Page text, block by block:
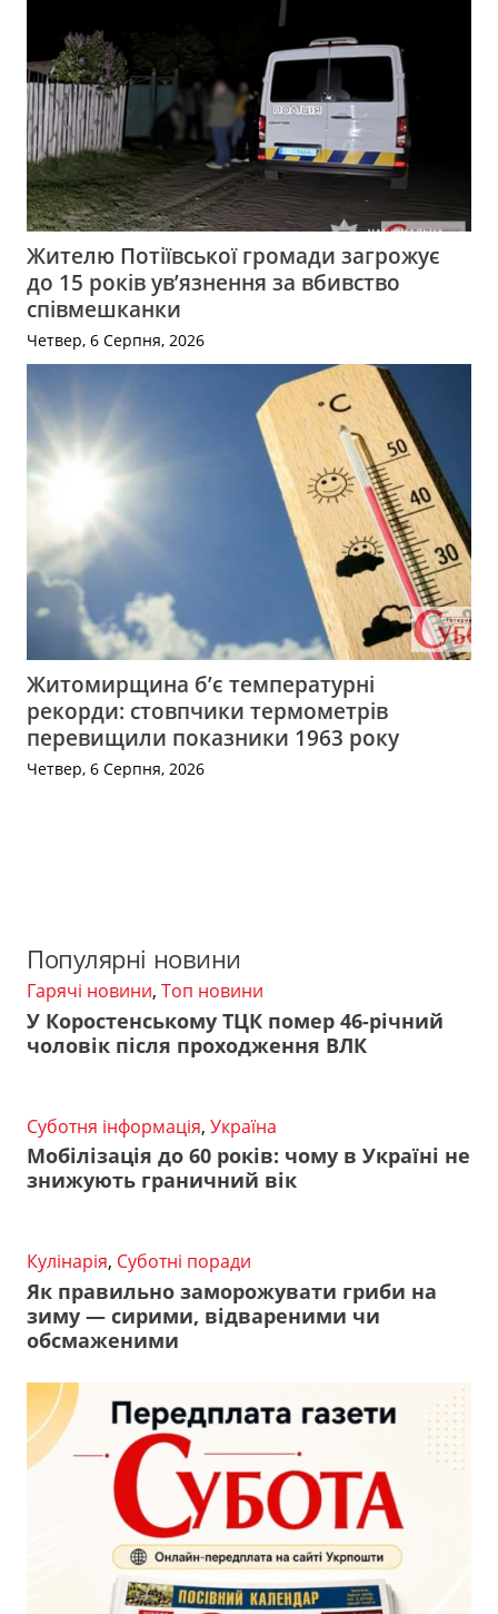
Жителю Потіївської громади загрожує
до 15 років ув’язнення за вбивство
співмешканки
Четвер, 6 Серпня, 2026
Житомирщина б’є температурні
рекорди: стовпчики термометрів
перевищили показники 1963 року
Четвер, 6 Серпня, 2026
Популярні новини
Гарячі новини, Топ новини
У Коростенському ТЦК помер 46-річний
чоловік після проходження ВЛК
Суботня інформація, Україна
Мобілізація до 60 років: чому в Україні не
знижують граничний вік
Кулінарія, Суботні поради
Як правильно заморожувати гриби на
зиму — сирими, відвареними чи
обсмаженими